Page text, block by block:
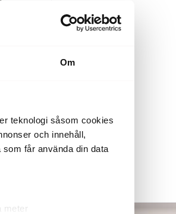
Om
teknologi såsom cookies
och innehåll,
får använda din data
meter